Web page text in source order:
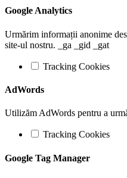
Google Analytics
Urmărim informații anonime
site-ul nostru. _ga _gid _gat
Tracking Cookies
AdWords
Utilizăm AdWords pentru a
Tracking Cookies
Google Tag Manager